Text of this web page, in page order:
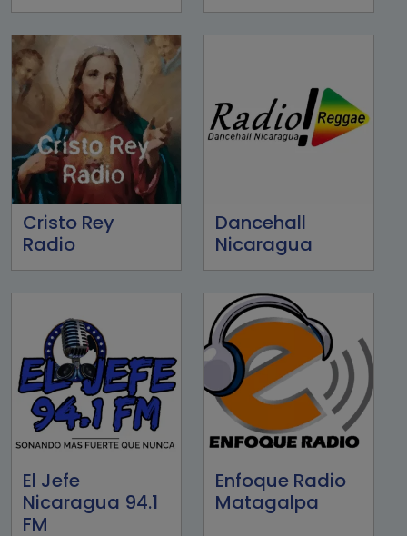
Cristo Rey
Radio
Dancehall
Nicaragua
El Jefe
Nicaragua 94.1
FM
Enfoque Radio
Matagalpa